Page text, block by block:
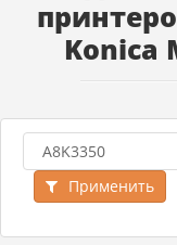
Konica
Применить